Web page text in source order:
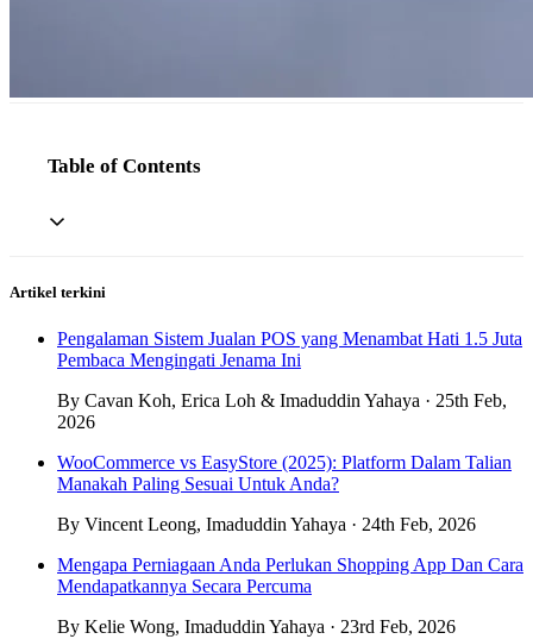
Table of Contents
Artikel terkini
Pengalaman Sistem Jualan POS yang Menambat Hati 1.5 Juta
Pembaca Mengingati Jenama Ini
By Cavan Koh, Erica Loh & Imaduddin Yahaya · 25th Feb,
2026
WooCommerce vs EasyStore (2025): Platform Dalam Talian
Manakah Paling Sesuai Untuk Anda?
By Vincent Leong, Imaduddin Yahaya · 24th Feb, 2026
Mengapa Perniagaan Anda Perlukan Shopping App Dan Cara
Mendapatkannya Secara Percuma
By Kelie Wong, Imaduddin Yahaya · 23rd Feb, 2026